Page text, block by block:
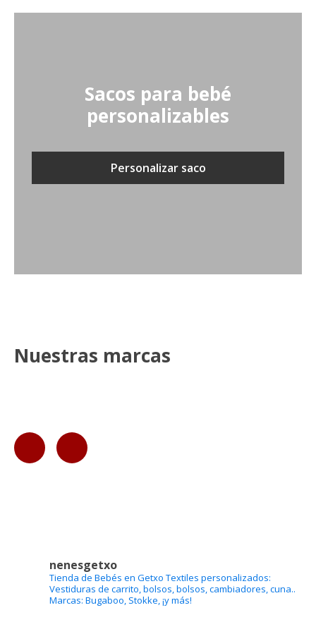
Sacos para bebé
personalizables
Personalizar saco
Nuestras marcas
nenesgetxo
Tienda de Bebés en Getxo Textiles personalizados:
Vestiduras de carrito, bolsos, bolsos, cambiadores, cuna..
Marcas: Bugaboo, Stokke, ¡y más!